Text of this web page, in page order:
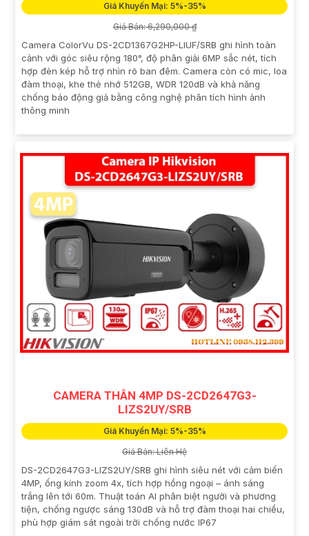
Giá Khuyến Mại: 5%-35%
Giá Bán: 6,290,000 ₫
Camera ColorVu DS-2CD1367G2HP-LIUF/SRB ghi hình toàn
cảnh với góc siêu rộng 180°, độ phân giải 6MP sắc nét, tích
hợp đèn kép hỗ trợ nhìn rõ ban đêm. Camera còn có mic, loa
đàm thoại, khe thẻ nhớ 512GB, WDR 120dB và khả năng
chống báo động giả bằng công nghệ phân tích hình ảnh
thông minh
CAMERA THÂN 4MP DS-2CD2647G3-
LIZS2UY/SRB
Giá Khuyến Mại: 5%-35%
Giá Bán: Liên Hệ
DS-2CD2647G3-LIZS2UY/SRB ghi hình siêu nét với cảm biến
4MP, ống kính zoom 4x, tích hợp hồng ngoại – ánh sáng
trắng lên tới 60m. Thuật toán AI phân biệt người và phương
tiện, chống ngược sáng 130dB và hỗ trợ đàm thoại hai chiều,
phù hợp giám sát ngoài trời chống nước IP67